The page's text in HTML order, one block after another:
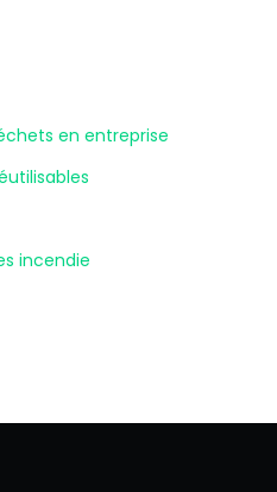
en entreprise
incendie